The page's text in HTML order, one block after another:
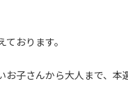
おります。
お子さんから大人まで、本